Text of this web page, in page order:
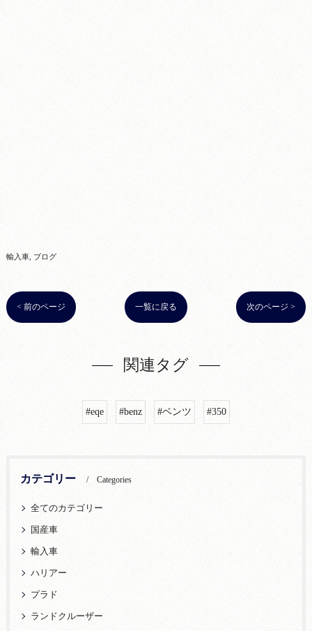
輸入車 ブログ
< 前のページ 一覧に戻る 次のページ >
関連タグ
#eqe #benz #ベンツ #350
カテゴリー Categories
全てのカテゴリー
国産車
輸入車
ハリアー
プラド
ランドクルーザー